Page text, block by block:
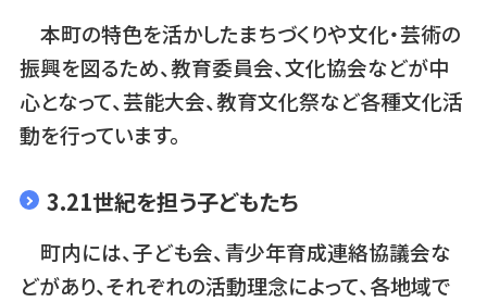
本町の特色を活かしたまちづくりや文化・芸術の
振興を図るため、教育委員会、文化協会などが中
心となって、芸能大会、教育文化祭など各種文化活
動を行っています。
3.21世紀を担う子どもたち
町内には、子ども会、青少年育成連絡協議会な
どがあり、それぞれの活動理念によって、各地域で